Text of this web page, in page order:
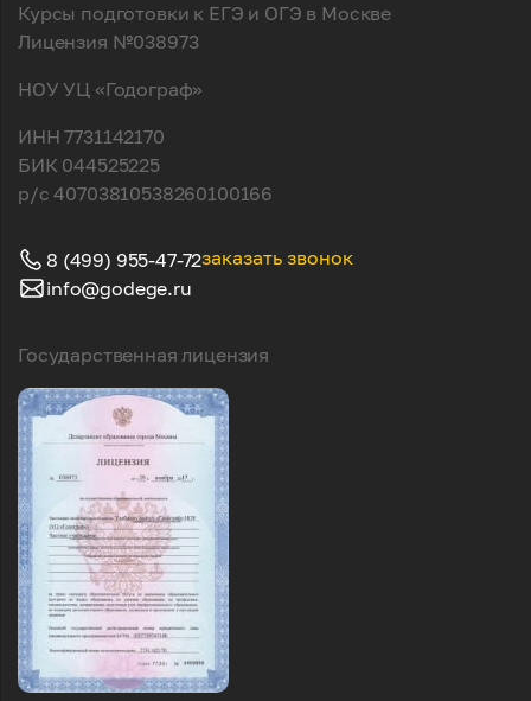
Курсы подготовки к ЕГЭ и ОГЭ в Москве
Лицензия №038973
НОУ УЦ «Годограф»
ИНН 7731142170
БИК 044525225
р/с 40703810538260100166
8 (499) 955-47-72заказать звонок
info@godege.ru
Государственная лицензия